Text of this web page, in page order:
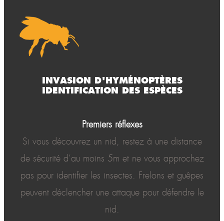
INVASION D'HYMÉNOPTÈRES
IDENTIFICATION DES ESPÈCES
Premiers réflexes
Si vous découvrez un nid, restez à une distance
de sécurité d’au moins 5m et ne vous approchez
pas pour identifier les insectes. Frelons et guêpes
peuvent déclencher une attaque pour défendre le
nid.